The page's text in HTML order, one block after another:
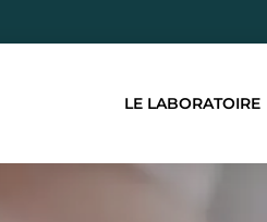
LE LABORATOIRE